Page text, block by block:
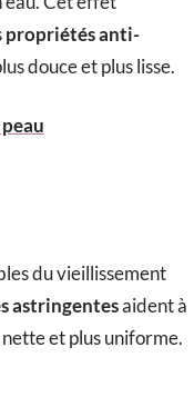
propriétés anti-
douce et plus lisse.
du vieillissement
astringentesaident à
et plus uniforme.